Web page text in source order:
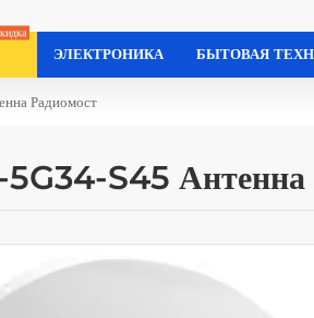
ЭЛЕКТРОНИКА БЫТОВАЯ
S45 Антенна
Радиомост